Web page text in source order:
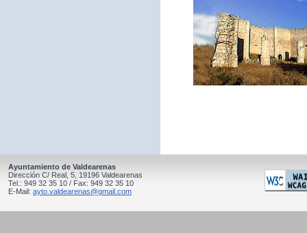
Ayuntamiento de Valdearenas
Dirección C/ Real, 5, 19196 Valdearenas
Tel.: 949 32 35 10 / Fax: 949 32 35 10
E-Mail: ayto.valdearenas@gmail.com